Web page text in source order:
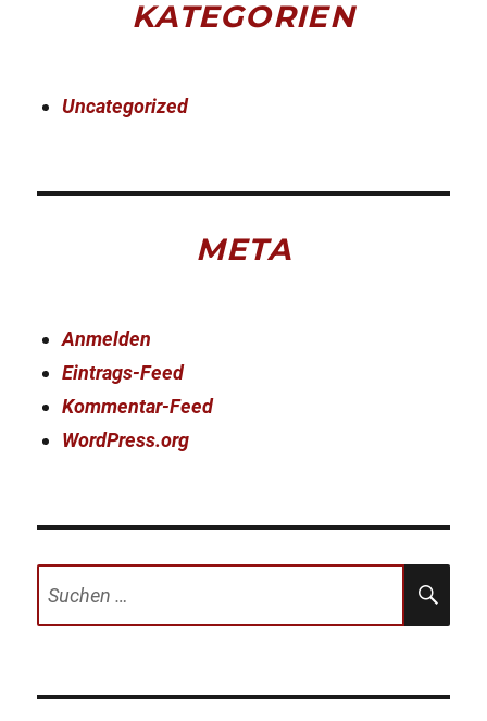
KATEGORIEN
Uncategorized
META
Anmelden
Eintrags-Feed
Kommentar-Feed
WordPress.org